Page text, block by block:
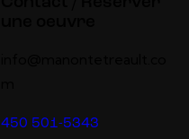
450 501-5343